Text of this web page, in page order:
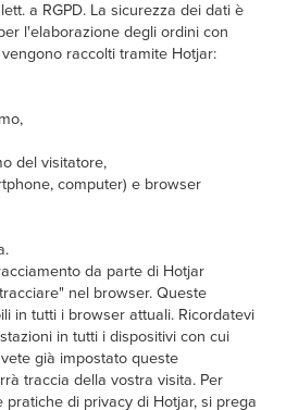
a RGPD. La sicurezza dei dati è
l'elaborazione degli ordini con
raccolti tramite Hotjar:
del visitatore,
computer) e browser
da parte di Hotjar
nel browser. Queste
in tutti i browser attuali. Ricordatevi
in tutti i dispositivi con cui
già impostato queste
traccia della vostra visita. Per
di privacy di Hotjar, si prega